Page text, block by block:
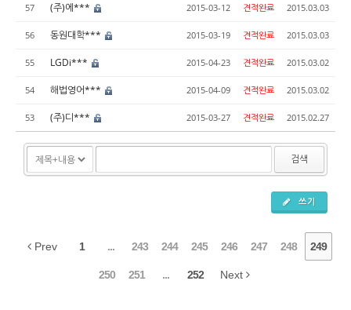
57 (주)에*** 2015-03-12 견적완료 2015.03.03
56 동원대학*** 2015-03-19 견적완료 2015.03.03
55 LGDi*** 2015-04-23 견적완료 2015.03.02
54 해법영어*** 2015-04-09 견적완료 2015.03.02
53 (주)디*** 2015-03-27 견적완료 2015.02.27
검색
쓰기
Prev 1 ... 243 244 245 246 247 248 249
250 251 ... 252 Next